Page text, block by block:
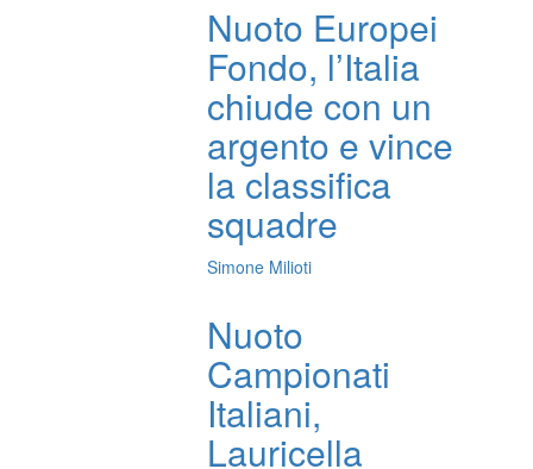
Nuoto Europei
Fondo, l’Italia
chiude con un
argento e vince
la classifica
squadre
Simone Milioti
Nuoto
Campionati
Italiani,
Lauricella